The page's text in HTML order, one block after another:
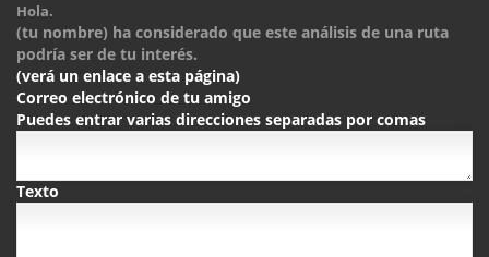
Hola.
(tu nombre) ha considerado que este análisis de una ruta
podría ser de tu interés.
(verá un enlace a esta página)
Correo electrónico de tu amigo
Puedes entrar varias direcciones separadas por comas
Texto